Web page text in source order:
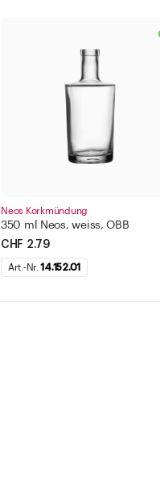
Neos Korkmündung
350 ml Neos, weiss, OBB
CHF 2.79
Art.-Nr.14.152.01